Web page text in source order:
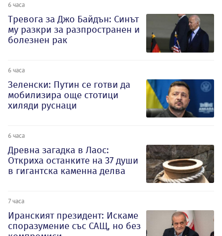
6 часа
Тревога за Джо Байдън: Синът
му разкри за разпространен и
болезнен рак
6 часа
Зеленски: Путин се готви да
мобилизира още стотици
хиляди руснаци
6 часа
Древна загадка в Лаос:
Откриха останките на 37 души
в гигантска каменна делва
7 часа
Иранският президент: Искаме
споразумение със САЩ, но без